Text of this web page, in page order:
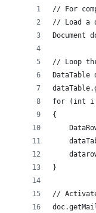
// For
// Load a
Document
// Loop
for (int i
{
}
//